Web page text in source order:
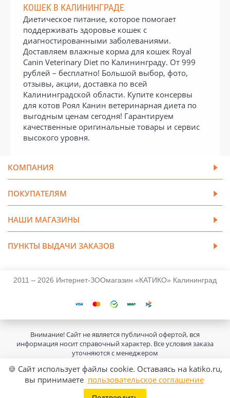
КОШЕК В КАЛИНИНГРАДЕ
Диетическое питание, которое помогает
поддерживать здоровье кошек с
диагностированными заболеваниями.
Доставляем влажные корма для кошек Royal
Canin Veterinary Diet по Калининграду. От 999
рублей – бесплатно! Большой выбор, фото,
отзывы, акции, доставка по всей
Калининградской области. Купите консервы
для котов Роял Канин ветеринарная диета по
выгодным ценам сегодня! Гарантируем
качественные оригинальные товары и сервис
высокого уровня.
КОМПАНИЯ
ПОКУПАТЕЛЯМ
НАШИ МАГАЗИНЫ
ПУНКТЫ ВЫДАЧИ ЗАКАЗОВ
2011 – 2026 Интернет-ЗООмагазин «КАТИКО» Калининград
🍪 Сайт использует файлы cookie. Оставаясь на katiko.ru,
вы принимаете пользовательское соглашение
Внимание! Сайт не является публичной офертой, вся
информация носит справочный характер. Все условия заказа
уточняются с менеджером